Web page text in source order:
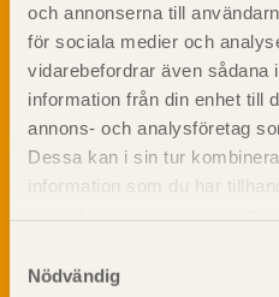
och annonserna till
för sociala medier och
vidarebefordrar även sådana
information från din enhet till
annons- och analysföretag
Dessa kan i sin tur
information som du har
Nödvändig
Materialet trä
Skogsbruk
Barrträdets uppbyggnad
Träets egenskaper och
Sågverksprocessen
Träbaserade produkter
Byggfysik
TräGuiden är den digitala
träbyggande och
materialet trä samt
med trä.
Dela på